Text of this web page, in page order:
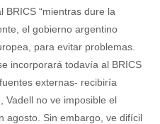
BRICS “mientras dure la
el gobierno argentino
para evitar problemas.
incorporará todavía al BRICS
externas- recibiría
Vadell no ve imposible el
agosto. Sin embargo, ve difícil